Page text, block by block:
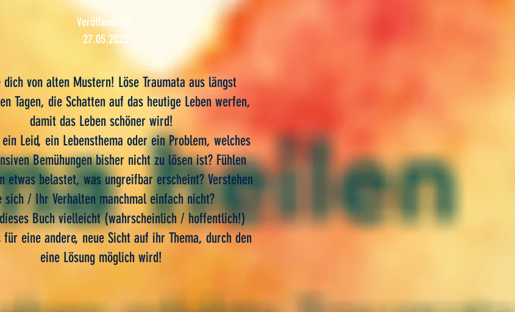
Veröffentlicht:
27.05.2023
dich von alten Mustern! Löse Traumata aus längst
Tagen, die Schatten auf das heutige Leben werfen,
damit das Leben schöner wird!
ein Leid, ein Lebensthema oder ein Problem, welches
Bemühungen bisher nicht zu lösen ist? Fühlen
etwas belastet, was ungreifbar erscheint? Verstehen
sich / Ihr Verhalten manchmal einfach nicht?
Buch vielleicht (wahrscheinlich / hoffentlich!)
eine andere, neue Sicht auf ihr Thema, durch den
eine Lösung möglich wird!